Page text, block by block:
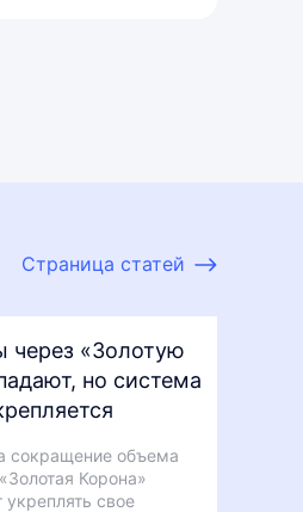
Страница статей
через «Золотую
но система
сокращение объема
Корона»
свое